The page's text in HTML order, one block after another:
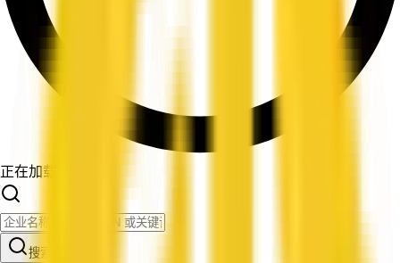
正在加载筛选条件
搜索